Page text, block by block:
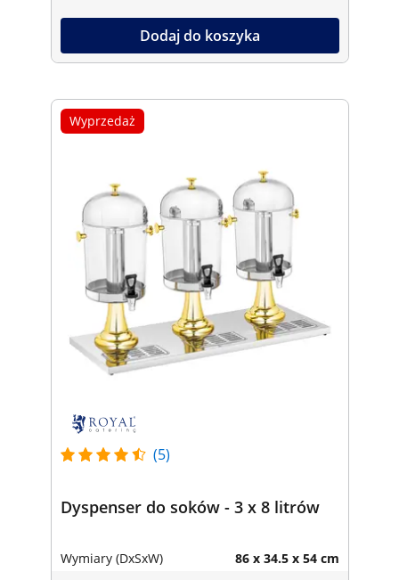
Dodaj do koszyka
Wyprzedaż
(5)
Dyspenser do soków - 3 x 8 litrów
Wymiary (DxSxW) 86 x 34.5 x 54 cm